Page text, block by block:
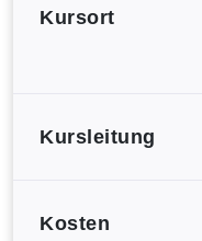
Kursort
Kursleitung
Kosten